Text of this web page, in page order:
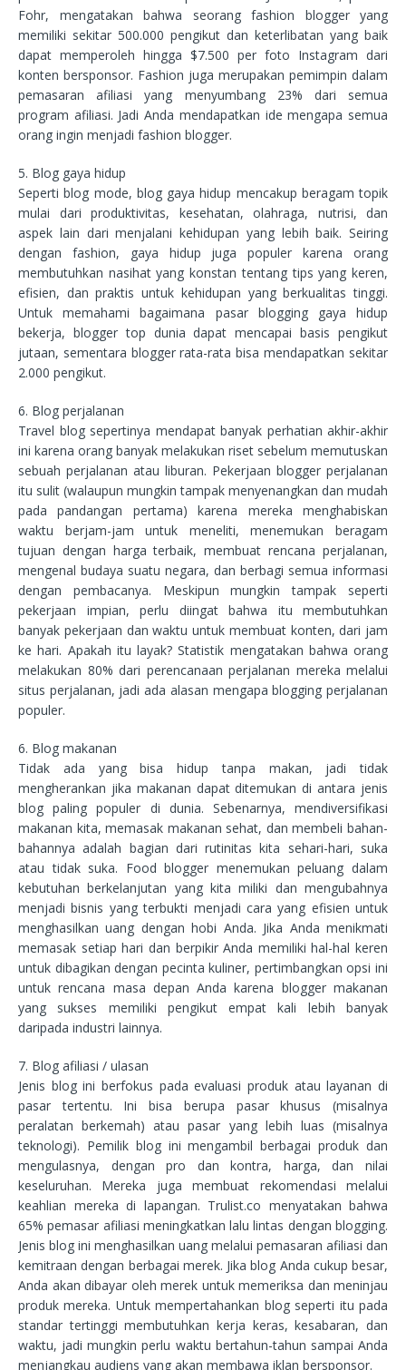
Fohr, mengatakan bahwa seorang fashion blogger yang
memiliki sekitar 500.000 pengikut dan keterlibatan yang baik
dapat memperoleh hingga $7.500 per foto Instagram dari
konten bersponsor. Fashion juga merupakan pemimpin dalam
pemasaran afiliasi yang menyumbang 23% dari semua
program afiliasi. Jadi Anda mendapatkan ide mengapa semua
orang ingin menjadi fashion blogger.
5. Blog gaya hidup
Seperti blog mode, blog gaya hidup mencakup beragam topik
mulai dari produktivitas, kesehatan, olahraga, nutrisi, dan
aspek lain dari menjalani kehidupan yang lebih baik. Seiring
dengan fashion, gaya hidup juga populer karena orang
membutuhkan nasihat yang konstan tentang tips yang keren,
efisien, dan praktis untuk kehidupan yang berkualitas tinggi.
Untuk memahami bagaimana pasar blogging gaya hidup
bekerja, blogger top dunia dapat mencapai basis pengikut
jutaan, sementara blogger rata-rata bisa mendapatkan sekitar
2.000 pengikut.
6. Blog perjalanan
Travel blog sepertinya mendapat banyak perhatian akhir-akhir
ini karena orang banyak melakukan riset sebelum memutuskan
sebuah perjalanan atau liburan. Pekerjaan blogger perjalanan
itu sulit (walaupun mungkin tampak menyenangkan dan mudah
pada pandangan pertama) karena mereka menghabiskan
waktu berjam-jam untuk meneliti, menemukan beragam
tujuan dengan harga terbaik, membuat rencana perjalanan,
mengenal budaya suatu negara, dan berbagi semua informasi
dengan pembacanya. Meskipun mungkin tampak seperti
pekerjaan impian, perlu diingat bahwa itu membutuhkan
banyak pekerjaan dan waktu untuk membuat konten, dari jam
ke hari. Apakah itu layak? Statistik mengatakan bahwa orang
melakukan 80% dari perencanaan perjalanan mereka melalui
situs perjalanan, jadi ada alasan mengapa blogging perjalanan
populer.
6. Blog makanan
Tidak ada yang bisa hidup tanpa makan, jadi tidak
mengherankan jika makanan dapat ditemukan di antara jenis
blog paling populer di dunia. Sebenarnya, mendiversifikasi
makanan kita, memasak makanan sehat, dan membeli bahan-
bahannya adalah bagian dari rutinitas kita sehari-hari, suka
atau tidak suka. Food blogger menemukan peluang dalam
kebutuhan berkelanjutan yang kita miliki dan mengubahnya
menjadi bisnis yang terbukti menjadi cara yang efisien untuk
menghasilkan uang dengan hobi Anda. Jika Anda menikmati
memasak setiap hari dan berpikir Anda memiliki hal-hal keren
untuk dibagikan dengan pecinta kuliner, pertimbangkan opsi ini
untuk rencana masa depan Anda karena blogger makanan
yang sukses memiliki pengikut empat kali lebih banyak
daripada industri lainnya.
7. Blog afiliasi / ulasan
Jenis blog ini berfokus pada evaluasi produk atau layanan di
pasar tertentu. Ini bisa berupa pasar khusus (misalnya
peralatan berkemah) atau pasar yang lebih luas (misalnya
teknologi). Pemilik blog ini mengambil berbagai produk dan
mengulasnya, dengan pro dan kontra, harga, dan nilai
keseluruhan. Mereka juga membuat rekomendasi melalui
keahlian mereka di lapangan. Trulist.co menyatakan bahwa
65% pemasar afiliasi meningkatkan lalu lintas dengan blogging.
Jenis blog ini menghasilkan uang melalui pemasaran afiliasi dan
kemitraan dengan berbagai merek. Jika blog Anda cukup besar,
Anda akan dibayar oleh merek untuk memeriksa dan meninjau
produk mereka. Untuk mempertahankan blog seperti itu pada
standar tertinggi membutuhkan kerja keras, kesabaran, dan
waktu, jadi mungkin perlu waktu bertahun-tahun sampai Anda
menjangkau audiens yang akan membawa iklan bersponsor.